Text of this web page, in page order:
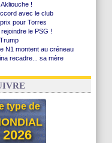
!
avec le club
pour Torres
le PSG !
N1 montent au créneau
recadre... sa mère
club anglais
type de
2026